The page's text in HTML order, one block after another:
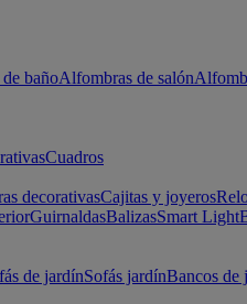
bañoAlfombras de salón
Cuadros
decorativasCajitas y joyeros
GuirnaldasBalizasSmart Light
de jardínSofás jardínBancos de